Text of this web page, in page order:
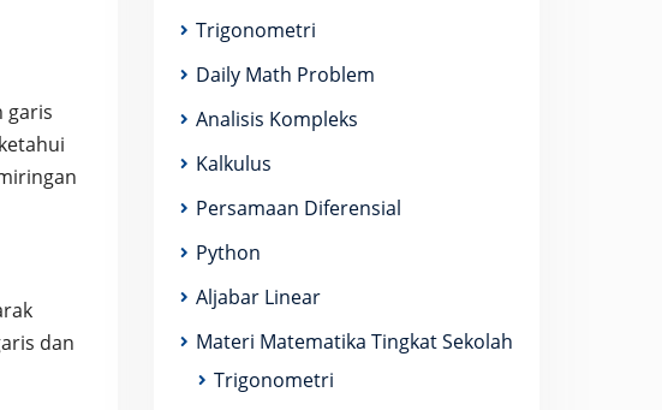
garis
dan
Trigonometri
Daily Math Problem
Analisis Kompleks
Kalkulus
Persamaan Diferensial
Python
Aljabar Linear
Materi Matematika Tingkat Sekolah
Trigonometri